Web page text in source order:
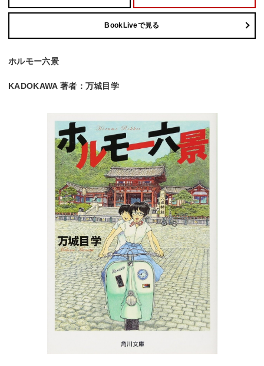
BookLiveで見る
ホルモー六景
KADOKAWA 著者：万城目学